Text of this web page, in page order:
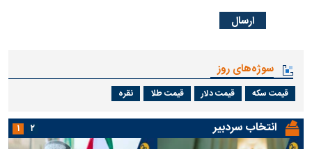
سوژه‌های روز
قیمت سکه قیمت دلار قیمت طلا نقره
انتخاب سردبیر ۱ ۲